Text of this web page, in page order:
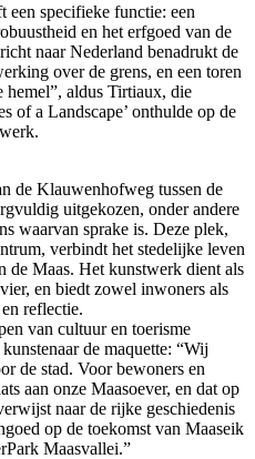
een specifieke functie: een
en het erfgoed van de
naar Nederland benadrukt de
over de grens, en een toren
hemel”, aldus Tirtiaux, die
of a Landscape’ onthulde op de
de Klauwenhofweg tussen de
uitgekozen, onder andere
waarvan sprake is. Deze plek,
verbindt het stedelijke leven
de Maas. Het kunstwerk dient als
en biedt zowel inwoners als
reflectie.
van cultuur en toerisme
de maquette: “Wij
de stad. Voor bewoners en
aan onze Maasoever, en dat op
naar de rijke geschiedenis
op de toekomst van Maaseik
Maasvallei.”